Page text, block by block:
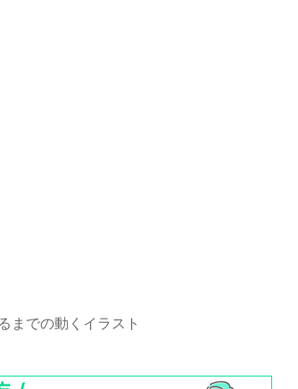
までの動くイラスト